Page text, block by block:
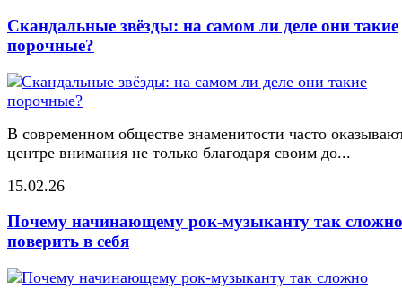
Скандальные звёзды: на самом ли деле они такие
порочные?
В современном обществе знаменитости часто
центре внимания не только благодаря своим до...
15.02.26
Почему начинающему рок-музыканту так сложно
поверить в себя